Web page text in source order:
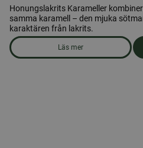
Honungslakrits Karameller
samma karamell – den mjuka
karaktären från lakrits.
Läs mer
om produkten